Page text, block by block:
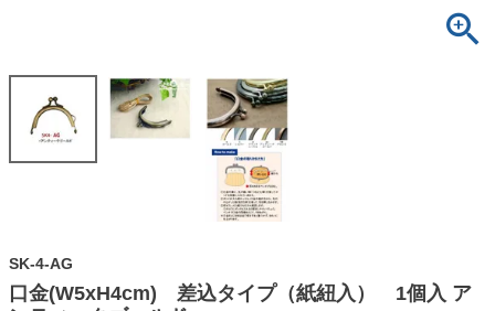
SK-4-AG
口金(W5xH4cm) 差込タイプ（紙紐入） 1個入 ア